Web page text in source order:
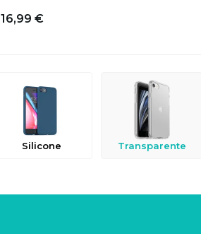
16,99 €
Silicone Transparente